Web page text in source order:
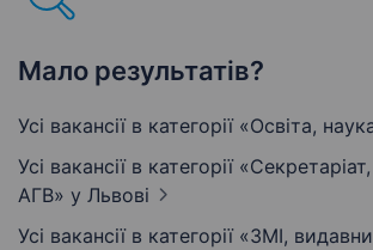
Мало результатів?
Усі вакансії в категорії «Освіта,
Усі вакансії в категорії
АГВ» у Львові
Усі вакансії в категорії «ЗМІ,